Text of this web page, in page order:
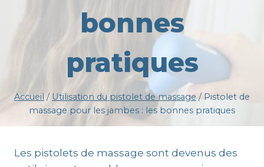
bonnes
pratiques
Accueil / Utilisation du pistolet de massage / Pistolet de
massage pour les jambes : les bonnes pratiques
Les pistolets de massage sont devenus des